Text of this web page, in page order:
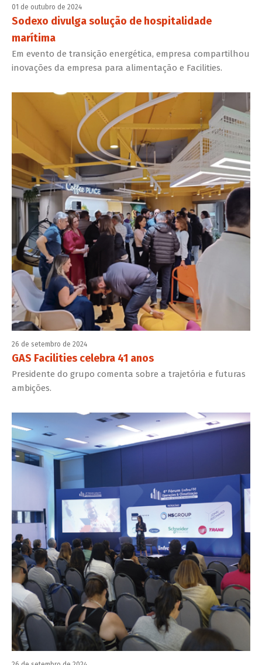
01 de outubro de 2024
Sodexo divulga solução de hospitalidade
marítima
Em evento de transição energética, empresa compartilhou
inovações da empresa para alimentação e Facilities.
26 de setembro de 2024
GAS Facilities celebra 41 anos
Presidente do grupo comenta sobre a trajetória e futuras
ambições.